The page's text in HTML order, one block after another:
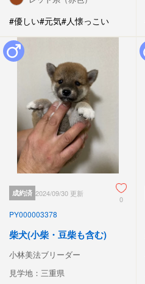
#優しい#元気#人懐っこい
成約済 2024/09/30 更新
0
PY000003378
柴犬(小柴・豆柴も含む)
小林美法ブリーダー
見学地：三重県